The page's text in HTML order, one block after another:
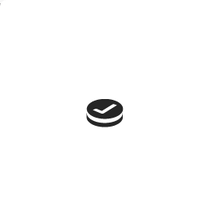
Νέα &
Previous
ΛΟΥΚΑΣ